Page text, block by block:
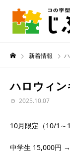
新着情報
ハロウィン
2025.10.07
10月限定（10/1～
中学生 15,000円